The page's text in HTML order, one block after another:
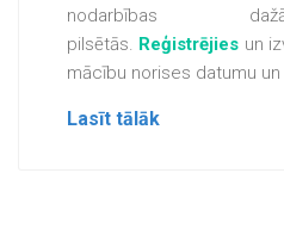
nodarbības
pilsētās. Reģistrējies un
mācību norises datumu un
Lasīt tālāk